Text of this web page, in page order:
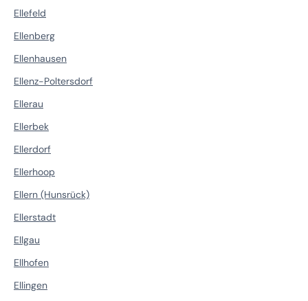
Ellefeld
Ellenberg
Ellenhausen
Ellenz-Poltersdorf
Ellerau
Ellerbek
Ellerdorf
Ellerhoop
Ellern (Hunsrück)
Ellerstadt
Ellgau
Ellhofen
Ellingen